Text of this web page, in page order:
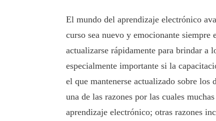
El mundo del aprendizaje electrónico
curso sea nuevo y emocionante
actualizarse rápidamente para brindar a
especialmente importante si la
el que mantenerse actualizado sobre
una de las razones por las cuales
aprendizaje electrónico; otras razones